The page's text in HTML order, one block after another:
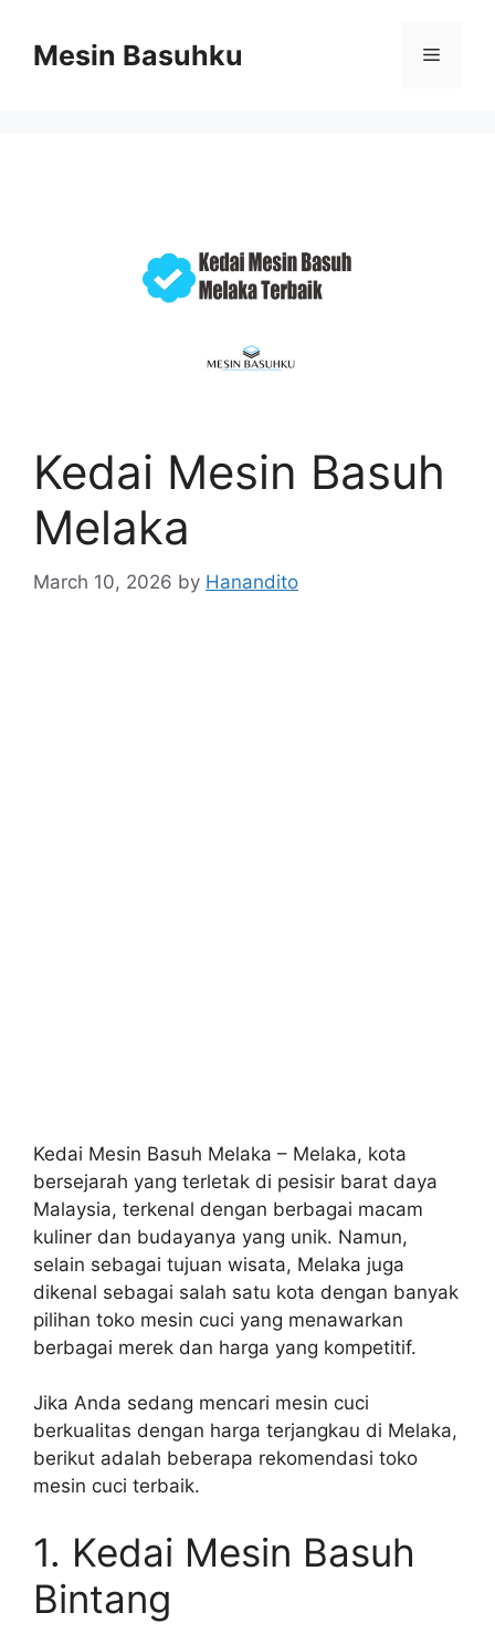
contentMesin Basuhku Menu
Kedai Mesin Basuh
Melaka
March 10, 2026 by Hanandito
Kedai Mesin Basuh Melaka – Melaka, kota
bersejarah yang terletak di pesisir barat daya
Malaysia, terkenal dengan berbagai macam
kuliner dan budayanya yang unik. Namun,
selain sebagai tujuan wisata, Melaka juga
dikenal sebagai salah satu kota dengan banyak
pilihan toko mesin cuci yang menawarkan
berbagai merek dan harga yang kompetitif.
Jika Anda sedang mencari mesin cuci
berkualitas dengan harga terjangkau di Melaka,
berikut adalah beberapa rekomendasi toko
mesin cuci terbaik.
1. Kedai Mesin Basuh
Bintang